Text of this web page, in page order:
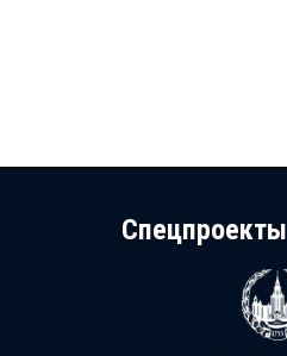
Cпецпроекты